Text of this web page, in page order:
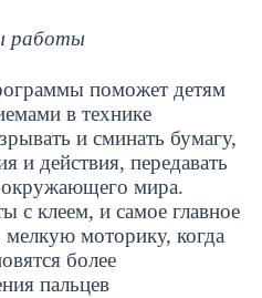
работы
поможет детям
в технике
и сминать бумагу,
и действия, передавать
окружающего мира.
с клеем, и самое главное
моторику, когда
более
пальцев